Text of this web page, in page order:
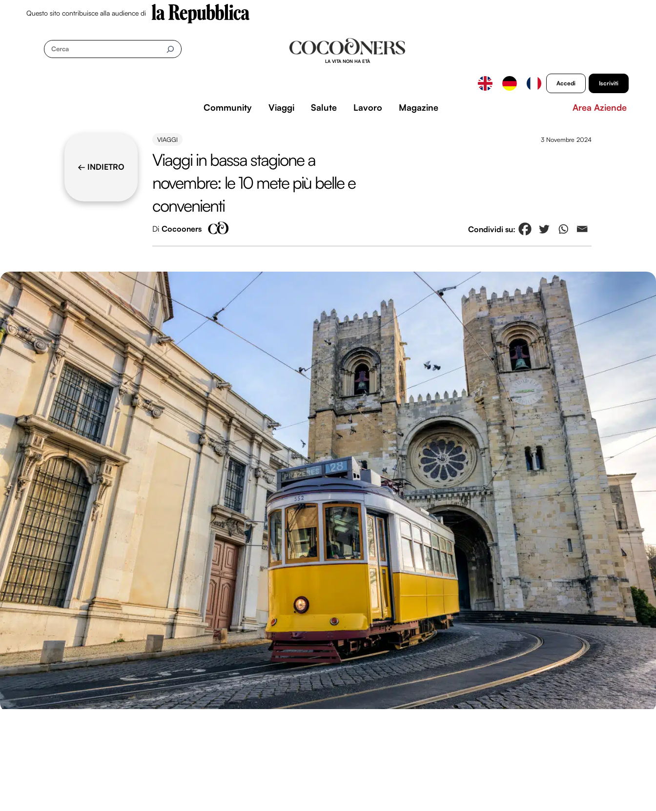
Questo sito contribuisce alla audience di
Cerca
LA VITA NON HA ETÀ
Accedi Iscriviti
Community Viaggi Salute Lavoro Magazine Area Aziende
← INDIETRO
VIAGGI 3 Novembre 2024
Viaggi in bassa stagione a
novembre: le 10 mete più belle e
convenienti
Di Cocooners